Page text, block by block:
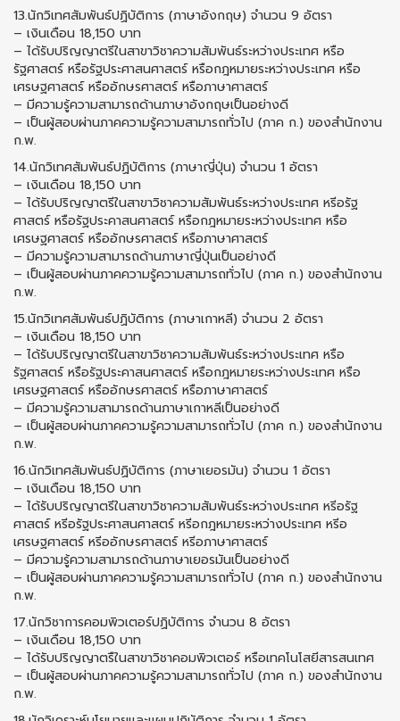
13.นักวิเทศสัมพันธ์ปฏิบัติการ (ภาษาอังกฤษ) จำนวน 9 อัตรา
– เงินเดือน 18,150 บาท
– ได้รับปริญญาตรีในสาขาวิชาความสัมพันธ์ระหว่างประเทศ หรือ
รัฐศาสตร์ หรือรัฐประศาสนศาสตร์ หรือกฎหมายระหว่างประเทศ หรือ
เศรษฐศาสตร์ หรืออักษรศาสตร์ หรือภาษาศาสตร์
– มีความรู้ความสามารถด้านภาษาอังกฤษเป็นอย่างดี
– เป็นผู้สอบผ่านภาคความรู้ความสามารถทั่วไป (ภาค ก.) ของสำนักงาน
ก.พ.
14.นักวิเทศสัมพันธ์ปฏิบัติการ (ภาษาญี่ปุ่น) จำนวน 1 อัตรา
– เงินเดือน 18,150 บาท
– ได้รับปริญญาตรีในสาขาวิชาความสัมพันธ์ระหว่างประเทศ หรีอรัฐ
ศาสตร์ หรือรัฐประคาสนศาสตร์ หรือกฎหมายระหว่างประเทศ หรือ
เศรษฐศาสตร์ หรืออักษรศาสตร์ หรือภาษาศาสตร์
– มีความรู้ความสามารถด้านภาษาญี่ปุ่นเป็นอย่างดี
– เป็นผู้สอบผ่านภาคความรู้ความสามารถทั่วไป (ภาค ก.) ของสำนักงาน
ก.พ.
15.นักวิเทศสัมพันธ์ปฏิบัติการ (ภาษาเกาหลี) จำนวน 2 อัตรา
– เงินเดือน 18,150 บาท
– ได้รับปริญญาตรีในสาขาวิชาความสัมพันธ์ระหว่างประเทศ หรือ
รัฐศาสตร์ หรือรัฐประคาสนศาสตร์ หรือกฎหมายระหว่างประเทศ หรือ
เศรษฐศาสตร์ หรืออักษรศาสตร์ หรือภาษาศาสตร์
– มีความรู้ความสามารถด้านภาษาเกาหลีเป็นอย่างดี
– เป็นผู้สอบผ่านภาคความรู้ความสามารถทั่วไป (ภาค ก.) ของสำนักงาน
ก.พ.
16.นักวิเทศสัมพันธ์ปฏิบัติการ (ภาษาเยอรมัน) จำนวน 1 อัตรา
– เงินเดือน 18,150 บาท
– ได้รับปริญญาตรีในสาขาวิชาความสัมพันธ์ระหว่างประเทศ หรีอรัฐ
ศาสตร์ หรีอรัฐประศาสนศาสตร์ หรีอกฎหมายระหว่างประเทศ หรีอ
เศรษฐศาสตร์ หรีออักษรศาสตร์ หรีอภาษาศาสตร์
– มีความรู้ความสามารถด้านภาษาเยอรมันเป็นอย่างดี
– เป็นผู้สอบผ่านภาคความรู้ความสามารถทั่วไป (ภาค ก.) ของสำนักงาน
ก.พ.
17.นักวิชาการคอมพิวเตอร์ปฏิบัติการ จำนวน 8 อัตรา
– เงินเดือน 18,150 บาท
– ได้รับปริญญาตรืในสาขาวิชาคอมพิวเตอร์ หรือเทคโนโสยีสารสนเทศ
– เป็นผู้สอบผ่านภาคความรู้ความสามารถทั่วไป (ภาค ก.) ของสำนักงาน
ก.พ.